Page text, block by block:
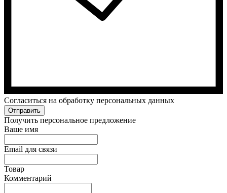
Cогласиться на обработку персональных данных
Отправить
Получить персональное предложение
Ваше имя
Email для связи
Товар
Комментарий